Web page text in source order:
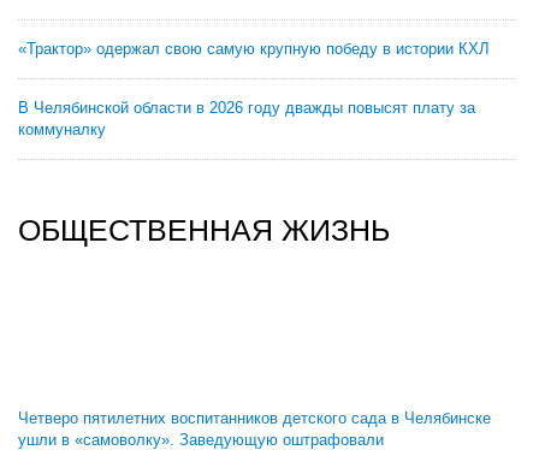
«Трактор» одержал свою самую крупную победу в истории КХЛ
В Челябинской области в 2026 году дважды повысят плату за
коммуналку
ОБЩЕСТВЕННАЯ ЖИЗНЬ
Четверо пятилетних воспитанников детского сада в Челябинске
ушли в «самоволку». Заведующую оштрафовали